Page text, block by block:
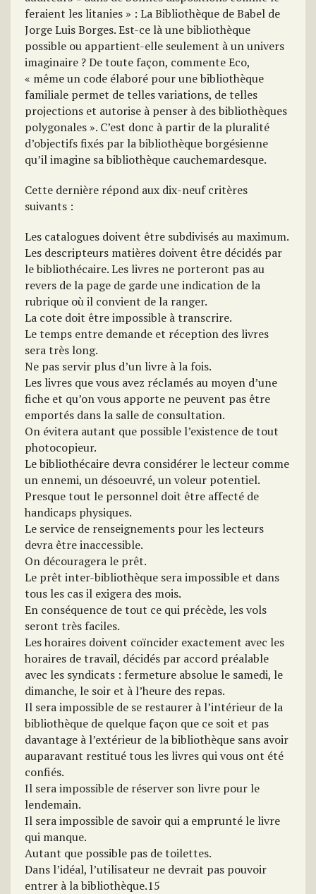
feraient les litanies » : La Bibliothèque de Babel de
Jorge Luis Borges. Est-ce là une bibliothèque
possible ou appartient-elle seulement à un univers
imaginaire ? De toute façon, commente Eco,
« même un code élaboré pour une bibliothèque
familiale permet de telles variations, de telles
projections et autorise à penser à des bibliothèques
polygonales ». C’est donc à partir de la pluralité
d’objectifs fixés par la bibliothèque borgésienne
qu’il imagine sa bibliothèque cauchemardesque.
Cette dernière répond aux dix-neuf critères
suivants :
Les catalogues doivent être subdivisés au maximum.
Les descripteurs matières doivent être décidés par
le bibliothécaire. Les livres ne porteront pas au
revers de la page de garde une indication de la
rubrique où il convient de la ranger.
La cote doit être impossible à transcrire.
Le temps entre demande et réception des livres
sera très long.
Ne pas servir plus d’un livre à la fois.
Les livres que vous avez réclamés au moyen d’une
fiche et qu’on vous apporte ne peuvent pas être
emportés dans la salle de consultation.
On évitera autant que possible l’existence de tout
photocopieur.
Le bibliothécaire devra considérer le lecteur comme
un ennemi, un désoeuvré, un voleur potentiel.
Presque tout le personnel doit être affecté de
handicaps physiques.
Le service de renseignements pour les lecteurs
devra être inaccessible.
On découragera le prêt.
Le prêt inter-bibliothèque sera impossible et dans
tous les cas il exigera des mois.
En conséquence de tout ce qui précède, les vols
seront très faciles.
Les horaires doivent coïncider exactement avec les
horaires de travail, décidés par accord préalable
avec les syndicats : fermeture absolue le samedi, le
dimanche, le soir et à l’heure des repas.
Il sera impossible de se restaurer à l’intérieur de la
bibliothèque de quelque façon que ce soit et pas
davantage à l’extérieur de la bibliothèque sans avoir
auparavant restitué tous les livres qui vous ont été
confiés.
Il sera impossible de réserver son livre pour le
lendemain.
Il sera impossible de savoir qui a emprunté le livre
qui manque.
Autant que possible pas de toilettes.
Dans l’idéal, l’utilisateur ne devrait pas pouvoir
entrer à la bibliothèque.15